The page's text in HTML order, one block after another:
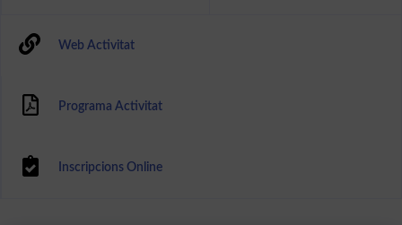
Web Activitat
Programa Activitat
Inscripcions Online